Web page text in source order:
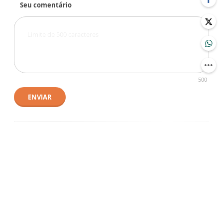
Seu comentário
500
ENVIAR